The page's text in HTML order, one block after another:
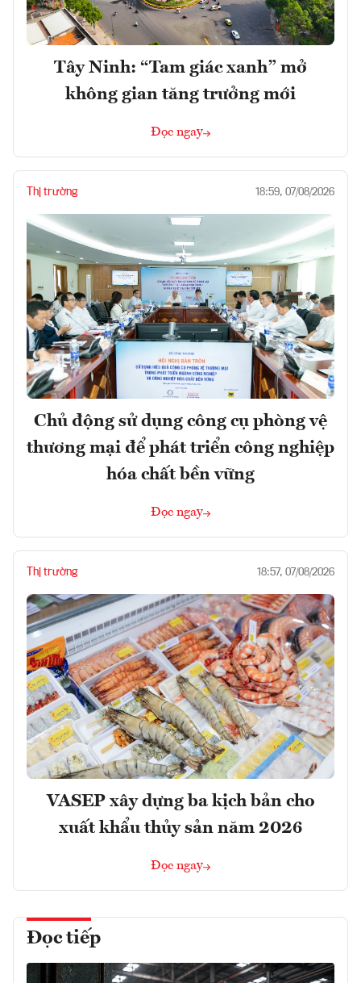
Tây Ninh: “Tam giác xanh” mở
không gian tăng trưởng mới
Đọc ngay
Thị trường 18:59, 07/08/2026
Chủ động sử dụng công cụ phòng vệ
thương mại để phát triển công nghiệp
hóa chất bền vững
Đọc ngay
Thị trường 18:57, 07/08/2026
VASEP xây dựng ba kịch bản cho
xuất khẩu thủy sản năm 2026
Đọc ngay
Đọc tiếp